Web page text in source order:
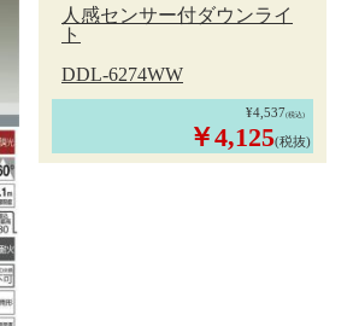
人感センサー付ダウンライ
ト
DDL-6274WW
¥4,537(税込)
￥4,125(税抜)